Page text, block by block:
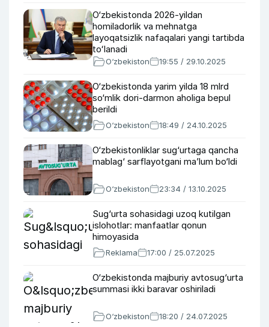
O‘zbekistonda 2026-yildan
homiladorlik va mehnatga
layoqatsizlik nafaqalari yangi tartibda
toʻlanadi
O‘zbekiston 19:55 / 29.10.2025
O‘zbekistonda yarim yilda 18 mlrd
so‘mlik dori-darmon aholiga bepul
berildi
O‘zbekiston 18:49 / 24.10.2025
O‘zbekistonliklar sug‘urtaga qancha
mablag‘ sarflayotgani ma’lum bo‘ldi
O‘zbekiston 23:34 / 13.10.2025
Sug‘urta sohasidagi uzoq kutilgan
islohotlar: manfaatlar qonun
himoyasida
Reklama 17:00 / 25.07.2025
O‘zbekistonda majburiy avtosug‘urta
summasi ikki baravar oshiriladi
O‘zbekiston 18:20 / 24.07.2025